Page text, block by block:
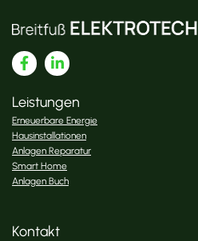
Leistungen
Erneuerbare Energie
Hausinstallationen
Anlagen Reparatur
Smart Home
Anlagen Buch
Kontakt